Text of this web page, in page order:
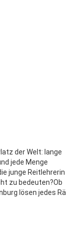
der Welt: lange
jede Menge
junge Reitlehrerin
zu bedeuten?Ob
lösen jedes